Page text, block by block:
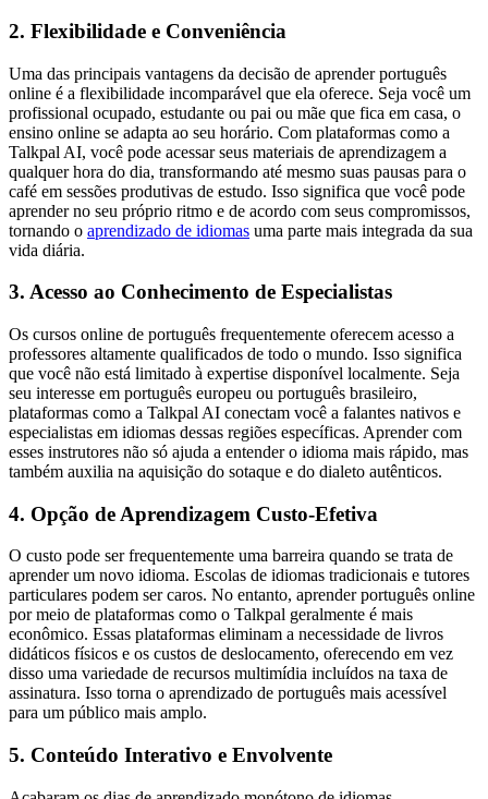
2. Flexibilidade e Conveniência
Uma das principais vantagens da decisão de aprender português
online é a flexibilidade incomparável que ela oferece. Seja você um
profissional ocupado, estudante ou pai ou mãe que fica em casa, o
ensino online se adapta ao seu horário. Com plataformas como a
Talkpal AI, você pode acessar seus materiais de aprendizagem a
qualquer hora do dia, transformando até mesmo suas pausas para o
café em sessões produtivas de estudo. Isso significa que você pode
aprender no seu próprio ritmo e de acordo com seus compromissos,
tornando o aprendizado de idiomas uma parte mais integrada da sua
vida diária.
3. Acesso ao Conhecimento de Especialistas
Os cursos online de português frequentemente oferecem acesso a
professores altamente qualificados de todo o mundo. Isso significa
que você não está limitado à expertise disponível localmente. Seja
seu interesse em português europeu ou português brasileiro,
plataformas como a Talkpal AI conectam você a falantes nativos e
especialistas em idiomas dessas regiões específicas. Aprender com
esses instrutores não só ajuda a entender o idioma mais rápido, mas
também auxilia na aquisição do sotaque e do dialeto autênticos.
4. Opção de Aprendizagem Custo-Efetiva
O custo pode ser frequentemente uma barreira quando se trata de
aprender um novo idioma. Escolas de idiomas tradicionais e tutores
particulares podem ser caros. No entanto, aprender português online
por meio de plataformas como o Talkpal geralmente é mais
econômico. Essas plataformas eliminam a necessidade de livros
didáticos físicos e os custos de deslocamento, oferecendo em vez
disso uma variedade de recursos multimídia incluídos na taxa de
assinatura. Isso torna o aprendizado de português mais acessível
para um público mais amplo.
5. Conteúdo Interativo e Envolvente